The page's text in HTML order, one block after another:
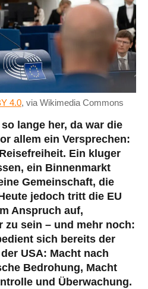
4.0, via Wikimedia Commons
lange her, da war die
allem ein Versprechen:
Ein kluger
ein Binnenmarkt
Gemeinschaft, die
jedoch tritt die EU
Anspruch auf,
zu sein – und mehr noch:
sich bereits der
USA: Macht nach
Bedrohung, Macht
und Überwachung.